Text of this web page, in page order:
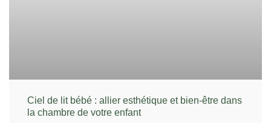
Ciel de lit bébé : allier esthétique et bien-être dans
la chambre de votre enfant